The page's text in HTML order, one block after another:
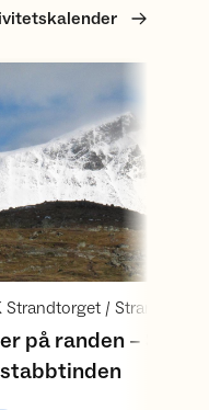
,
Åpne
på randen – Store
,